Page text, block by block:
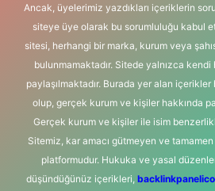
Ancak, üyelerimiz yazdıkları içeriklerin
siteye üye olarak bu sorumluluğu kabul
sitesi, herhangi bir marka, kurum veya
bulunmamaktadır. Sitede yalnızca kendi
paylaşılmaktadır. Burada yer alan
olup, gerçek kurum ve kişiler hakkında
Gerçek kurum ve kişiler ile isim
Sitemiz, kar amacı gütmeyen ve
platformudur. Hukuka ve yasal
düşündüğünüz içerikleri,